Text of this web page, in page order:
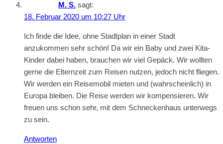
M. S. sagt:
18. Februar 2020 um 10:27 Uhr
Ich finde die Idee, ohne Stadtplan in einer Stadt
anzukommen sehr schön! Da wir ein Baby und zwei Kita-
Kinder dabei haben, brauchen wir viel Gepäck. Wir wollten
gerne die Elternzeit zum Reisen nutzen, jedoch nicht fliegen.
Wir werden ein Reisemobil mieten und (wahrscheinlich) in
Europa bleiben. Die Reise werden wir kompensieren. Wir
freuen uns schon sehr, mit dem Schneckenhaus unterwegs
zu sein.
Antworten